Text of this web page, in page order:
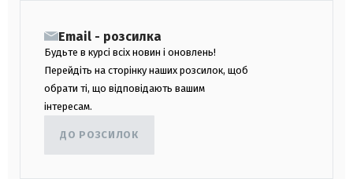
Email - розсилка
Будьте в курсі всіх новин і оновлень!
Перейдіть на сторінку наших розсилок, щоб
обрати ті, що відповідають вашим
інтересам.
ДО РОЗСИЛОК